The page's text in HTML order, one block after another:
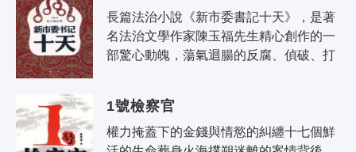
長篇法治小說《新市委書記十天》，是著
名法治文學作家陳玉福先生精心創作的一
部驚心動魄，蕩氣迴腸的反腐、偵破、打
1號檢察官
權力掩蓋下的金錢與情慾的糾纏十七個鮮